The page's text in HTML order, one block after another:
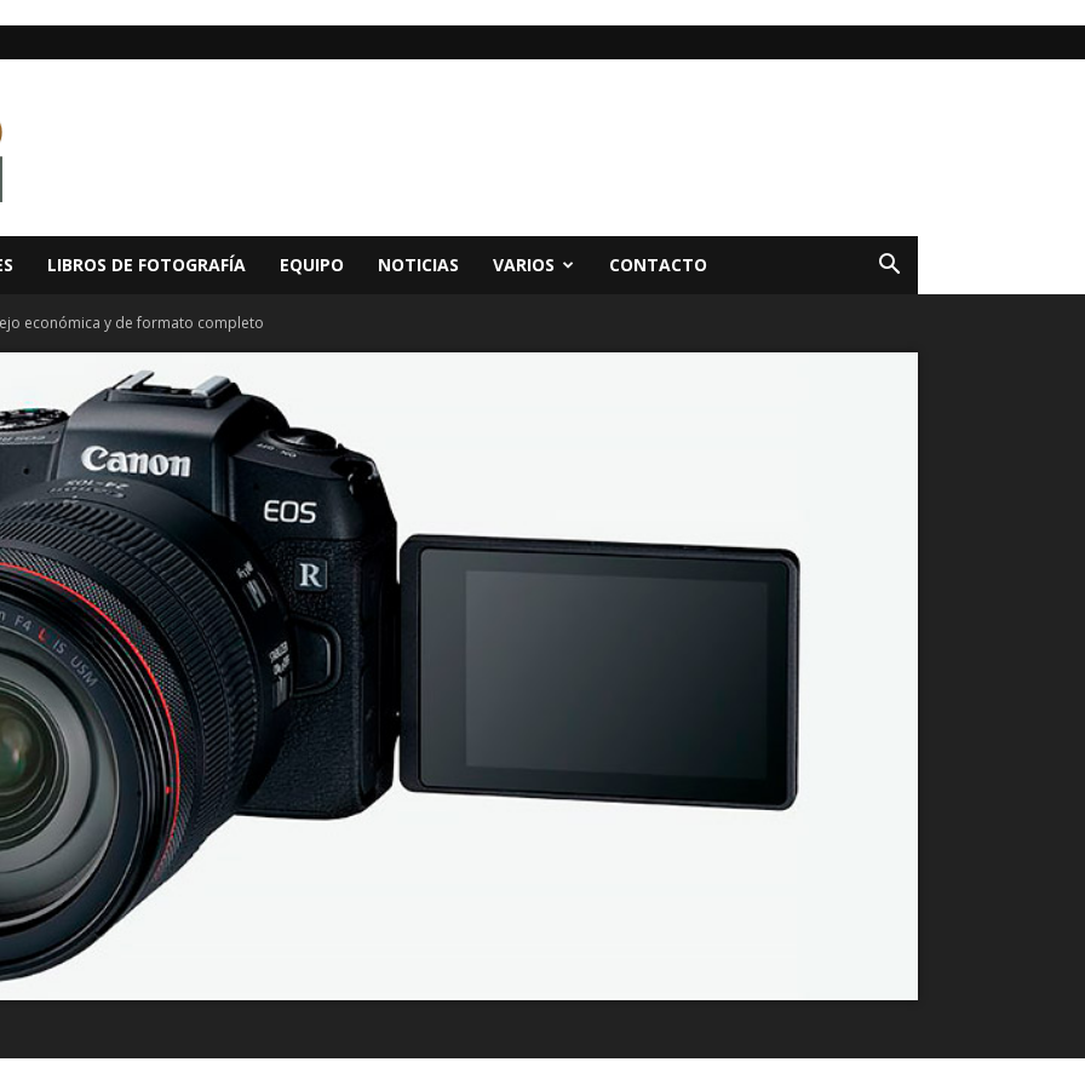
LIBROS DE FOTOGRAFÍA EQUIPO NOTICIAS VARIOS CONTACTO
económica y de formato completo